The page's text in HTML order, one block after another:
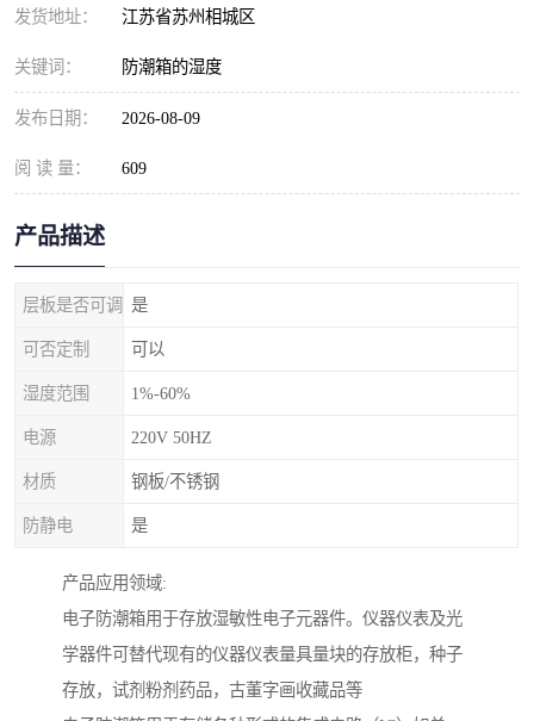
发货地址： 江苏省苏州相城区
关键词： 防潮箱的湿度
发布日期： 2026-08-09
阅 读 量： 609
产品描述
层板是否可调 是
可否定制 可以
湿度范围 1%-60%
电源 220V 50HZ
材质 钢板/不锈钢
防静电 是
产品应用领域:
电子防潮箱用于存放湿敏性电子元器件。仪器仪表及光
学器件可替代现有的仪器仪表量具量块的存放柜，种子
存放，试剂粉剂药品，古董字画收藏品等